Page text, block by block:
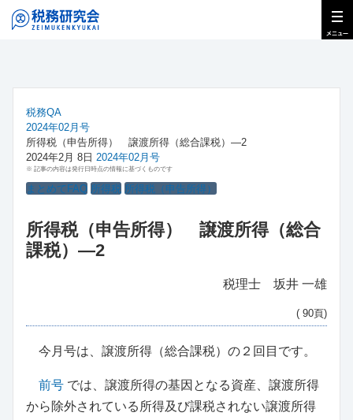
税務QA
2024年02月号
所得税（申告所得） 譲渡所得（総合課税）―2
2024年2月 8日 2024年02月号
※ 記事の内容は発行日時点の情報に基づくものです
まとめてFAQ 所得税 所得税（申告所得）
所得税（申告所得） 譲渡所得（総合
課税）―2
税理士 坂井 一雄
( 90頁)
今月号は、譲渡所得（総合課税）の２回目です。
前号 では、譲渡所得の基因となる資産、譲渡所得
から除外されている所得及び課税されない譲渡所得